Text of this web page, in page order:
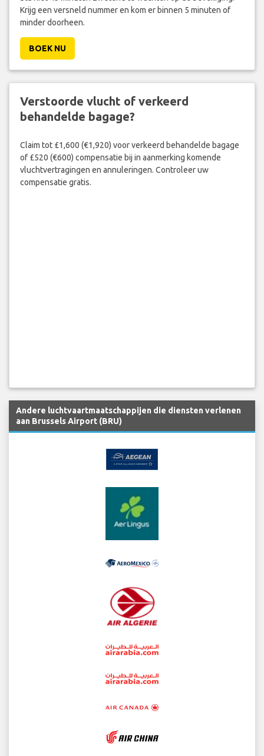
Krijg een versneld nummer en kom er binnen 5 minuten of
minder doorheen.
BOEK NU
Verstoorde vlucht of verkeerd
behandelde bagage?
Claim tot £1,600 (€1,920) voor verkeerd behandelde bagage
of £520 (€600) compensatie bij in aanmerking komende
vluchtvertragingen en annuleringen. Controleer uw
compensatie gratis.
Andere luchtvaartmaatschappijen die diensten verlenen
aan Brussels Airport (BRU)